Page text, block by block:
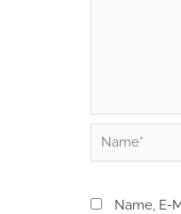
Name*
Name, E-